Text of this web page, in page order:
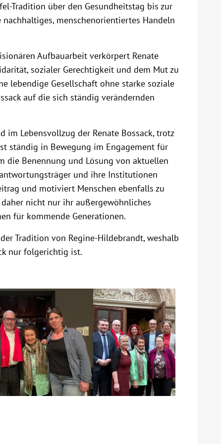
Tradition über den Gesundheitstag bis zur
menschenorientiertes Handeln
Aufbauarbeit verkörpert Renate
sozialer Gerechtigkeit und dem Mut zu
lebendige Gesellschaft ohne starke soziale
auf die sich ständig verändernden
im Lebensvollzug der Renate Bossack, trotz
ständig in Bewegung im Engagement für
die Benennung und Lösung von aktuellen
und ihre Institutionen
und motiviert Menschen ebenfalls zu
nicht nur ihr außergewöhnliches
für kommende Generationen.
Tradition von Regine-Hildebrandt, weshalb
nur folgerichtig ist.